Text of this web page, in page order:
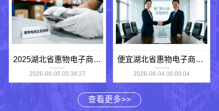
2025湖北省惠物电子商务有限公司母婴平台优缺点测评
2026-08-05 05:38:27
便宜湖北省惠物电子商务有限公司数码家电平台好不好
2026-08-04 06:00:04
查看更多>>